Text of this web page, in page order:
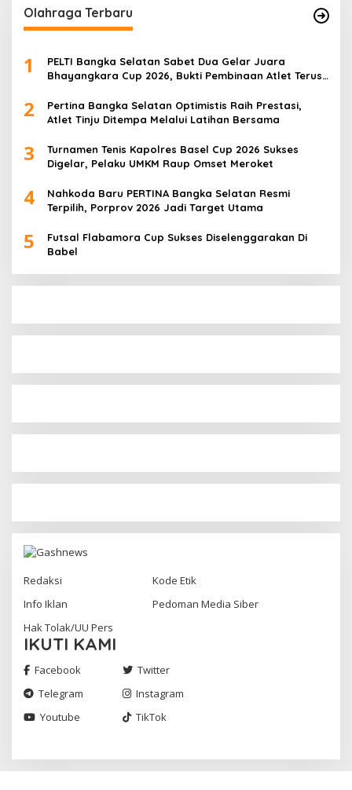
Olahraga Terbaru
1
PELTI Bangka Selatan Sabet Dua Gelar Juara
Bhayangkara Cup 2026, Bukti Pembinaan Atlet Terus
2
Pertina Bangka Selatan Optimistis Raih Prestasi,
Atlet Tinju Ditempa Melalui Latihan Bersama
3
Turnamen Tenis Kapolres Basel Cup 2026 Sukses
Digelar, Pelaku UMKM Raup Omset Meroket
4
Nahkoda Baru PERTINA Bangka Selatan Resmi
Terpilih, Porprov 2026 Jadi Target Utama
5
Futsal Flabamora Cup Sukses Diselenggarakan Di
Babel
Redaksi
Kode Etik
Info Iklan
Pedoman Media Siber
Hak Tolak/UU Pers
IKUTI KAMI
Facebook
Twitter
Telegram
Instagram
Youtube
TikTok